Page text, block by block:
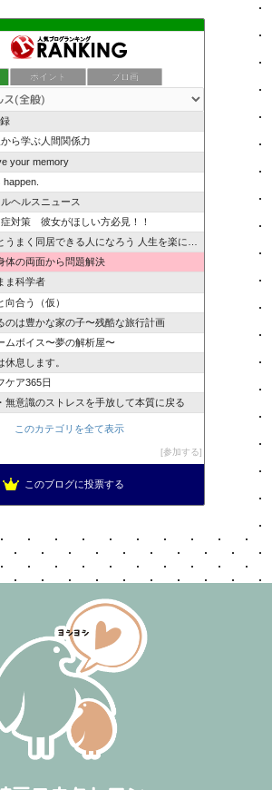
ポイント ブロ画
ら学ぶ人間関係力
your memory
ルヘルスニュース
症対策 彼女がほしい方必見！！
まく同居できる人になろう 人生を楽に生きる簡単な…
体の両面から問題解決
ま科学者
向合う（仮）
のは豊かな家の子〜残酷な旅行計画
ムボイス〜夢の解析屋〜
休息します。
ケア365日
無意識のストレスを手放して本質に戻る
このカテゴリを全て表示
参加する
このブログに投票する